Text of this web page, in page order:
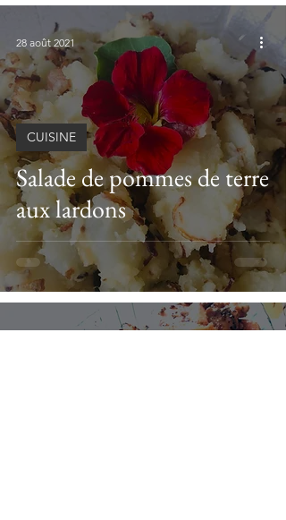
Salade de pommes de terre
aux lardons
CUISINE
28 août 2021